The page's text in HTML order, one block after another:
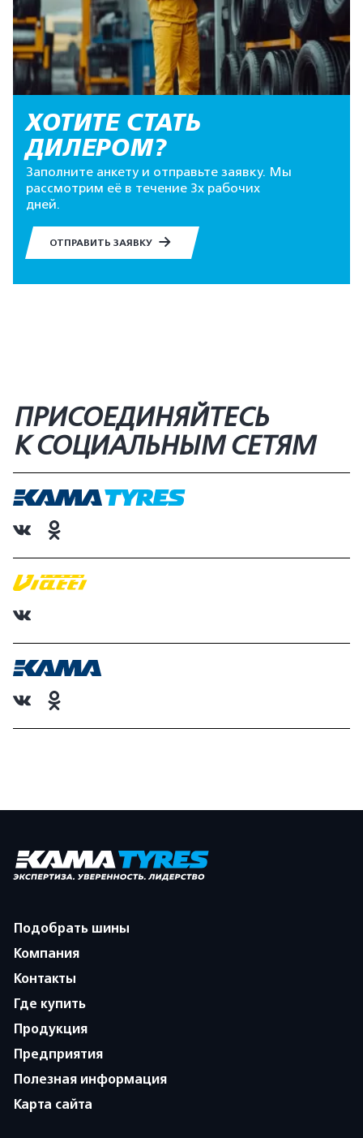
ХОТИТЕ СТАТЬ
ДИЛЕРОМ?
Заполните анкету и отправьте заявку. Мы
рассмотрим её в течение 3х рабочих
дней.
ОТПРАВИТЬ ЗАЯВКУ
ПРИСОЕДИНЯЙТЕСЬ
К СОЦИАЛЬНЫМ СЕТЯМ
Подобрать шины
Компания
Контакты
Где купить
Продукция
Предприятия
Полезная информация
Карта сайта